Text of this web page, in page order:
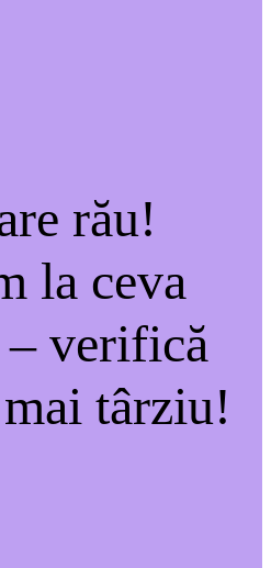
rău!
la ceva
verifică
târziu!